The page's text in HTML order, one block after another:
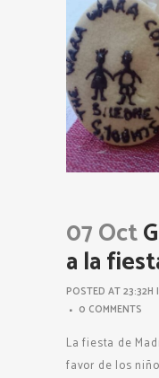
07 Oct
a la
POSTED AT 23:32H
0 COMMENTS
La fiesta de
favor de los